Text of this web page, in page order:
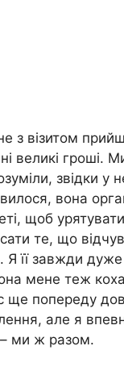
з візитом
великі гроші.
звідки у
вона
щоб
те, що
Я її завжди
мене теж
ще попереду
але я
ми ж разом.